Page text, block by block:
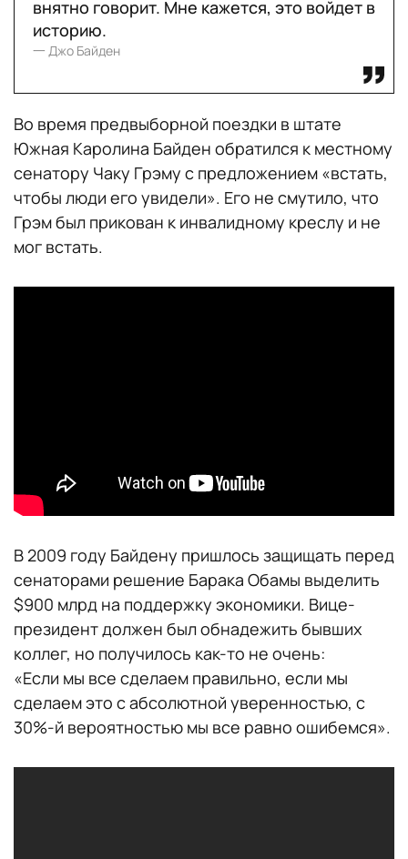
внятно говорит. Мне кажется, это войдет в
историю.
一 Джо Байден
Во время предвыборной поездки в штате
Южная Каролина Байден обратился к местному
сенатору Чаку Грэму с предложением «встать,
чтобы люди его увидели». Его не смутило, что
Грэм был прикован к инвалидному креслу и не
мог встать.
В 2009 году Байдену пришлось защищать перед
сенаторами решение Барака Обамы выделить
$900 млрд на поддержку экономики. Вице-
президент должен был обнадежить бывших
коллег, но получилось как-то не очень:
«Если мы все сделаем правильно, если мы
сделаем это с абсолютной уверенностью, с
30%-й вероятностью мы все равно ошибемся».